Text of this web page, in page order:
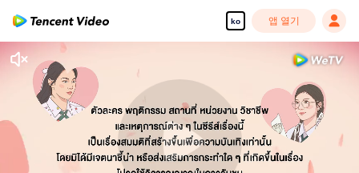
ko 앱 열기